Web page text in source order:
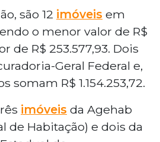
são 12 imóveis em
o menor valor de R$
de R$ 253.577,93. Dois
Geral Federal e,
somam R$ 1.154.253,72.
imóveis da Agehab
de Habitação) e dois da